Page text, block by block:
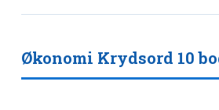
Økonomi Krydsord 10